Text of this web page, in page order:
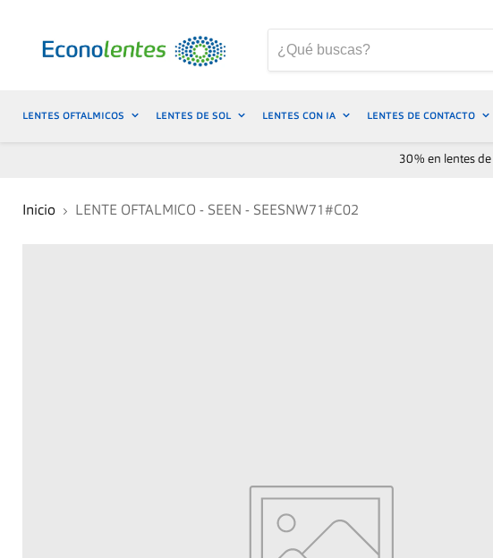
LENTES OFTALMICOS LENTES DE SOL LENTES CON IA LENTES DE CONTACTO
30% en lentes de
Inicio LENTE OFTALMICO - SEEN - SEESNW71#C02